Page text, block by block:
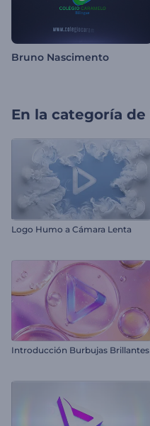
Bruno Nascimento
En la categoría de
Logo Humo a Cámara Lenta
Introducción Burbujas Brillantes